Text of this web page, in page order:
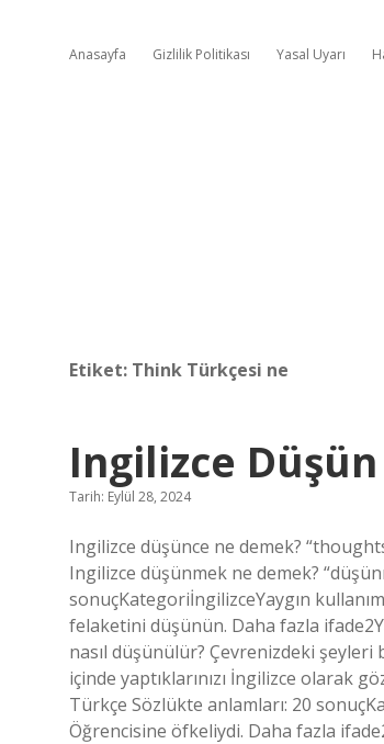
Anasayfa Gizlilik Politikası Yasal Uyarı
Etiket: Think Türkçesi ne
Ingilizce
Tarih: Eylül 28, 2024
Ingilizce düşünce ne demek?
Ingilizce düşünmek ne demek?
sonuçKategoriİngilizceYaygın
felaketini düşünün. Daha fazla
nasıl düşünülür? Çevrenizdeki şeyleri
içinde yaptıklarınızı İngilizce olarak
Türkçe Sözlükte anlamları: 20
Öğrencisine öfkeliydi. Daha fazla